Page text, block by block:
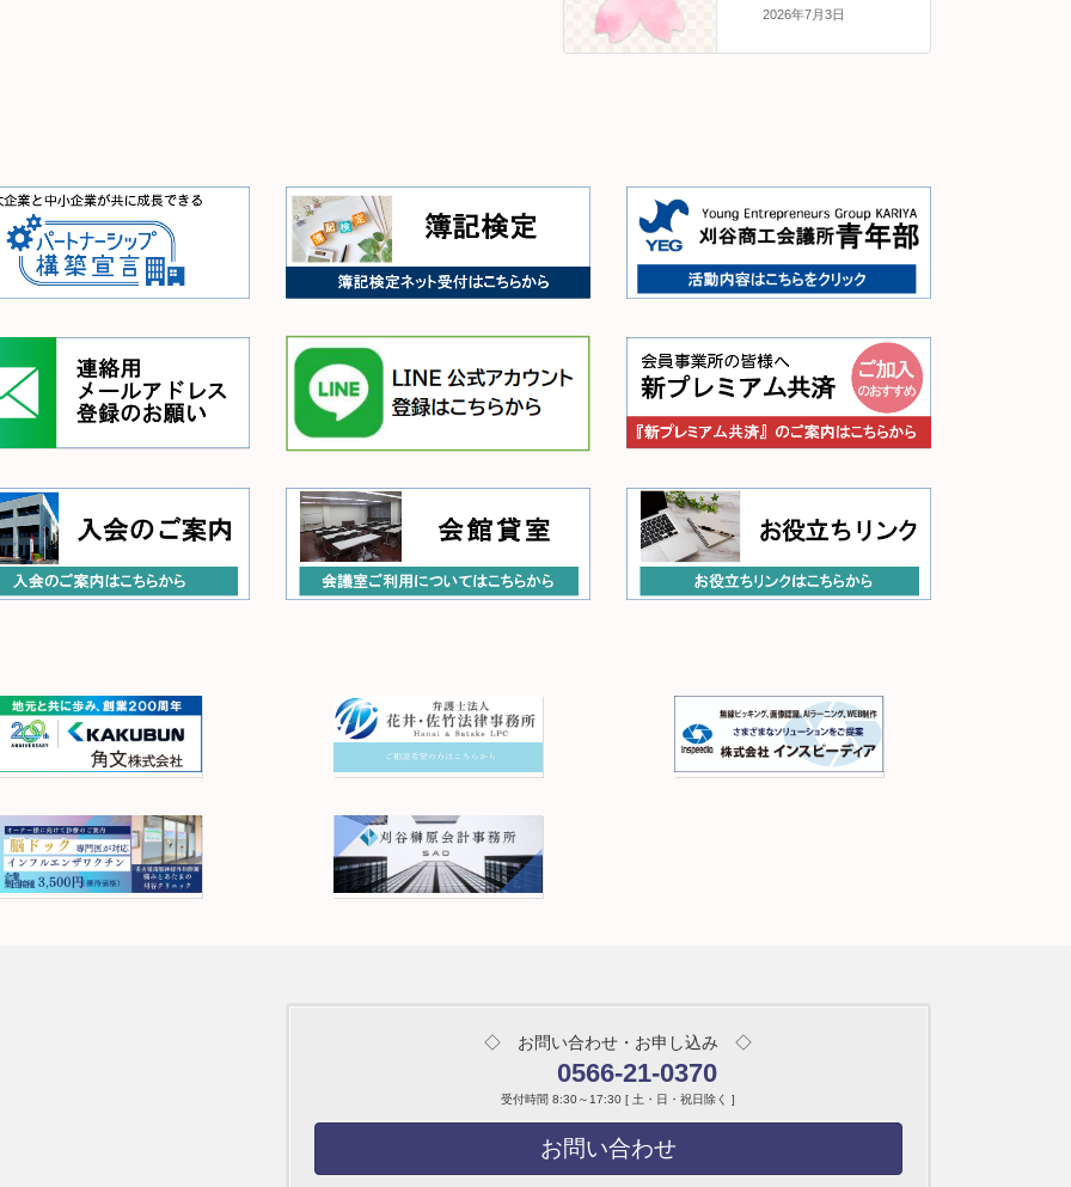
2026年7月3日
◇ お問い合わせ・お申し込み ◇
0566-21-0370
受付時間 8:30～17:30 [ 土・日・祝日除く ]
お問い合わせ